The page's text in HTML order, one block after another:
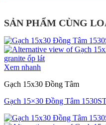
SẢN PHẨM CÙNG
Xem nhanh
Gạch 15x30 Đồng Tâm
Gạch 15×30 Đồng Tâm